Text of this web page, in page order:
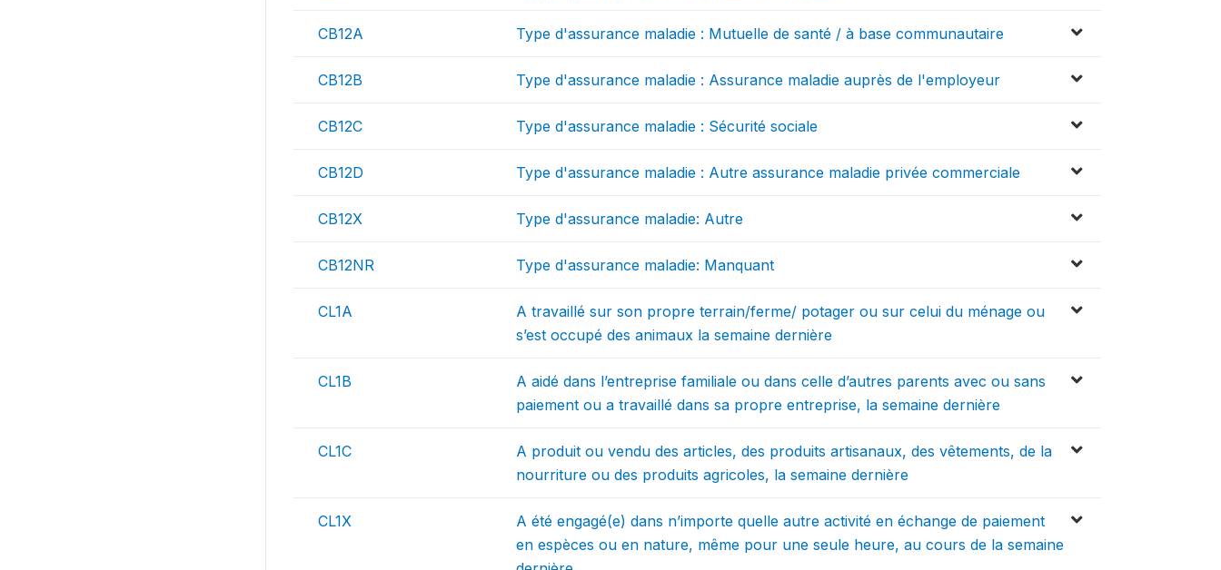
CB12A Type d'assurance maladie : Mutuelle de santé / à base communautaire
CB12B Type d'assurance maladie : Assurance maladie auprès de l'employeur
CB12C Type d'assurance maladie : Sécurité sociale
CB12D Type d'assurance maladie : Autre assurance maladie privée commerciale
CB12X Type d'assurance maladie: Autre
CB12NR Type d'assurance maladie: Manquant
CL1A
A travaillé sur son propre terrain/ferme/ potager ou sur celui du ménage ou
s’est occupé des animaux la semaine dernière
CL1B
A aidé dans l’entreprise familiale ou dans celle d’autres parents avec ou sans
paiement ou a travaillé dans sa propre entreprise, la semaine dernière
CL1C
A produit ou vendu des articles, des produits artisanaux, des vêtements, de la
nourriture ou des produits agricoles, la semaine dernière
CL1X
A été engagé(e) dans n’importe quelle autre activité en échange de paiement
en espèces ou en nature, même pour une seule heure, au cours de la semaine